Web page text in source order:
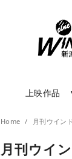
上映作品
Home 月刊ウイン
月刊ウイ